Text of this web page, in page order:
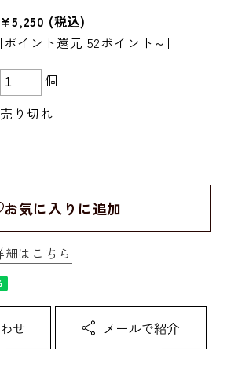
¥5,250 (税込)
[ポイント還元 52ポイント～]
個
売り切れ
お気に入りに追加
はこちら